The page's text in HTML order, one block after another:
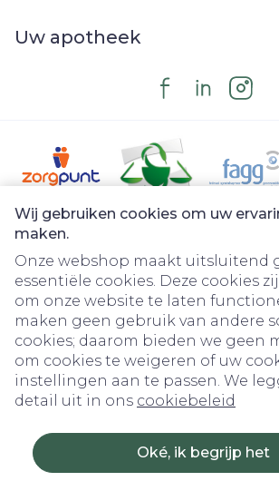
Wij gebruiken cookies om uw
maken.
Onze webshop maakt uitsluitend
essentiële cookies. Deze cookies
om onze website te laten
maken geen gebruik van andere
cookies; daarom bieden we geen
om cookies te weigeren of uw
instellingen aan te passen. We
detail uit in ons cookiebeleid
Oké, ik begrijp het
Uw apotheek
Juridische links